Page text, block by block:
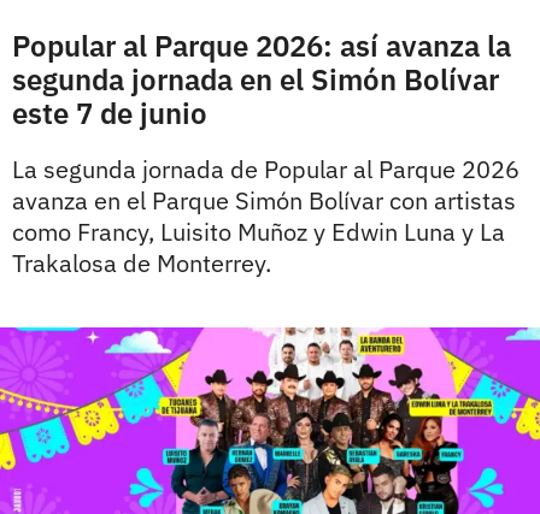
Popular al Parque 2026: así avanza la
segunda jornada en el Simón Bolívar
este 7 de junio
La segunda jornada de Popular al Parque 2026
avanza en el Parque Simón Bolívar con artistas
como Francy, Luisito Muñoz y Edwin Luna y La
Trakalosa de Monterrey.